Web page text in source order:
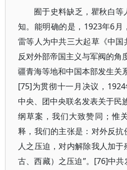
囿于史料缺乏，瞿秋白
知。能明确的是，1923年6月
雷等人为中共三大起草《中
反对外部帝国主义与军阀的角
疆青海等地和中国本部发生关
[75]为贯彻十一月决议，
中央、团中央联名发表关于民
纲草案，我们大致赞同；惟
释，我们的主张是：对外反
人之压迫，对内解除我人加
古、西藏）之压迫”。[76]中